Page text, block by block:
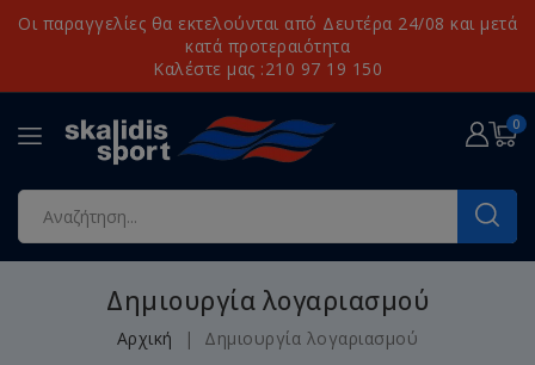
Οι παραγγελίες θα εκτελούνται από Δευτέρα 24/08 και μετά
κατά προτεραιότητα
Καλέστε μας :210 97 19 150
0
Δημιουργία λογαριασμού
Αρχική Δημιουργία λογαριασμού